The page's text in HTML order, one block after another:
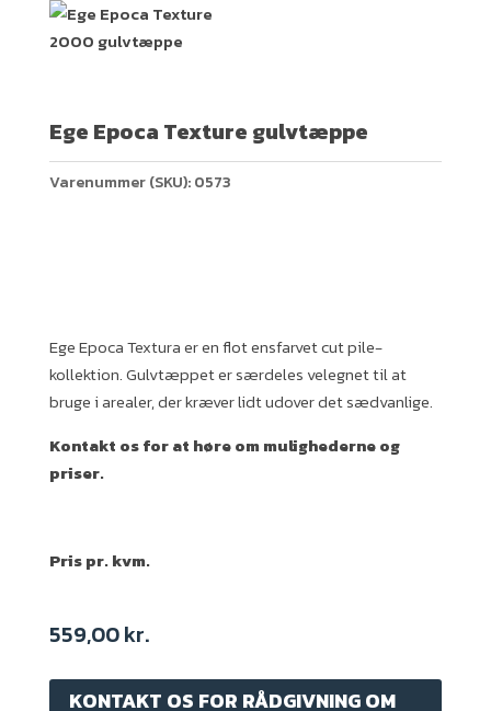
Ege Epoca Texture gulvtæppe
Varenummer (SKU):0573
Ege Epoca Textura er en flot ensfarvet cut pile-
kollektion. Gulvtæppet er særdeles velegnet til at
bruge i arealer, der kræver lidt udover det sædvanlige.
Kontakt os for at høre om mulighederne og
priser.
Pris pr. kvm.
559,00kr.
KONTAKT OS FOR RÅDGIVNING OM